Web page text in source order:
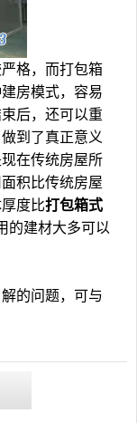
格，而打包箱
房模式，容易
后，还可以重
到了真正意义
在传统房屋所
积比传统房屋
度比打包箱式
的建材大多可以
的问题，可与